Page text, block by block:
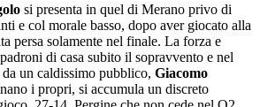
si presenta in quel di Merano privo di
e col morale basso, dopo aver giocato alla
persa solamente nel finale. La forza e
di casa subito il sopravvento e nel
un caldissimo pubblico, Giacomo
i propri, si accumula un discreto